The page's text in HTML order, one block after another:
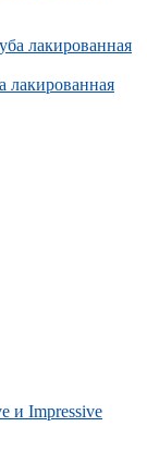
лакированная
и Impressive